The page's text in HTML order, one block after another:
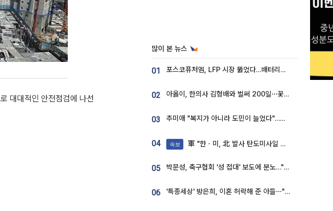
대대적인 안전점검에 나선
많이 본 뉴스
01 포스코퓨처엠, LFP 시장 뚫었다…배터리사와 대규모 장기 공급 합의
02 아옳이, 한의사 김형배와 벌써 200일⋯꽃다발 들고 "프러포즈 아냐"
03 추미애 "복지가 아니라 도민이 늘었다"…재정난 책임론 정면돌파
04 속보 軍 "한ㆍ미, 北 발사 탄도미사일 제원 정밀분석 중"
05 박문성, 축구협회 '성 접대' 보도에 분노…"다 말아먹으려고 작정했나"
06 '특종세상' 방은희, 이혼 허락해 준 아들⋯"너무 잘 커줬다" 오열